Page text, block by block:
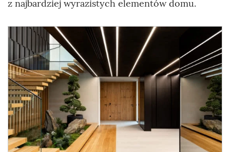
z najbardziej wyrazistych elementów domu.